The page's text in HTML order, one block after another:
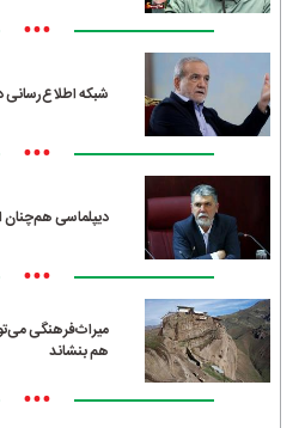
•••
شبکه اطلاع‌رسانی
•••
دیپلماسی هم‌چنان
•••
میراث‌فرهنگی
هم بنشاند
•••